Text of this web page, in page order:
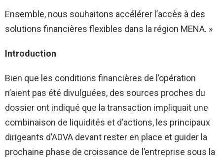
Ensemble, nous souhaitons accélérer l’accès à des
solutions financières flexibles dans la région MENA. »
Introduction
Bien que les conditions financières de l’opération
n’aient pas été divulguées, des sources proches du
dossier ont indiqué que la transaction impliquait une
combinaison de liquidités et d’actions, les principaux
dirigeants d’ADVA devant rester en place et guider la
prochaine phase de croissance de l’entreprise sous la